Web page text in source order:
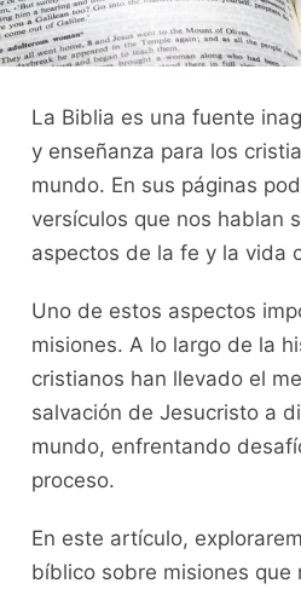
La Biblia es una fuente
y enseñanza para los
mundo. En sus páginas
versículos que nos hablan
aspectos de la fe y la vida
Uno de estos aspectos
misiones. A lo largo de la
cristianos han llevado el
salvación de Jesucristo a
mundo, enfrentando
proceso.
En este artículo,
bíblico sobre misiones que